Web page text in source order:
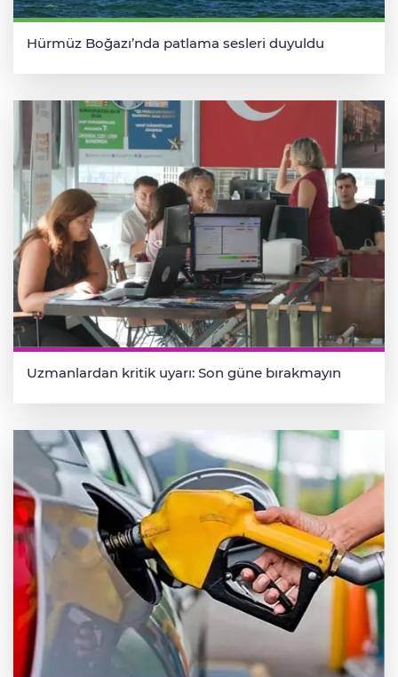
Hürmüz Boğazı’nda patlama sesleri duyuldu
Uzmanlardan kritik uyarı: Son güne bırakmayın